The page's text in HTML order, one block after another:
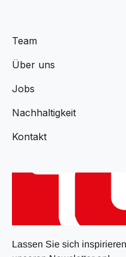
Team
Über uns
Jobs
Nachhaltigkeit
Kontakt
Lassen Sie sich